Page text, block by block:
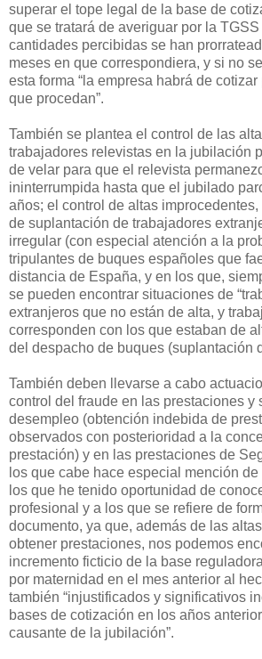
superar el tope legal de la base de
que se tratará de averiguar por la
cantidades percibidas se han
meses en que correspondiera, y si no
esta forma “la empresa habrá de
que procedan”.
También se plantea el control de las
trabajadores relevistas en la jubilación
de velar para que el relevista
ininterrumpida hasta que el jubilado
años; el control de altas
de suplantación de trabajadores
irregular (con especial atención a la
tripulantes de buques españoles que
distancia de España, y en los que,
se pueden encontrar situaciones de
extranjeros que no están de alta, y
corresponden con los que estaban de
del despacho de buques (suplantación
También deben llevarse a cabo
control del fraude en las prestaciones y
desempleo (obtención indebida de
observados con posterioridad a la
prestación) y en las prestaciones de
los que cabe hace especial mención
los que he tenido oportunidad de
profesional y a los que se refiere de
documento, ya que, además de las
obtener prestaciones, nos podemos
incremento ficticio de la base
por maternidad en el mes anterior al
también “injustificados y significativos
bases de cotización en los años
causante de la jubilación”.